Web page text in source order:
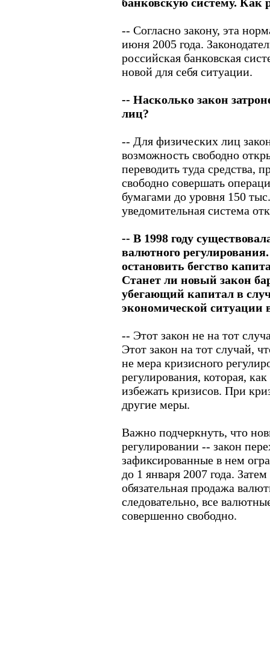
-- Согласно закону, эта
июня 2005 года.
российская банковская
новой для себя ситуации.
-- Насколько закон
лиц?
-- Для физических лиц
возможность свободно
переводить туда средства,
свободно совершать
бумагами до уровня 150
уведомительная система
-- В 1998 году
валютного
остановить бегство
Станет ли новый закон
убегающий капитал в
экономической ситуации
-- Этот закон не на тот
Этот закон на тот случай,
не мера кризисного
регулирования, которая,
избежать кризисов. При
другие меры.
Важно подчеркнуть, что
регулировании -- закон
зафиксированные в нем
до 1 января 2007 года.
обязательная продажа
следовательно, все
совершенно свободно.